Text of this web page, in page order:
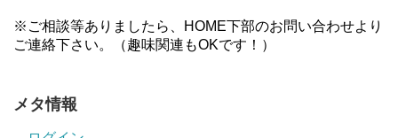
※ご相談等ありましたら、HOME下部のお問い合わせより
ご連絡下さい。（趣味関連もOKです！）
メタ情報